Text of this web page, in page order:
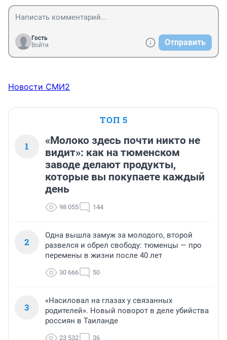
Гость
Войти
Отправить
Новости СМИ2
ТОП 5
1
«Молоко здесь почти никто не
видит»: как на тюменском
заводе делают продукты,
которые вы покупаете каждый
день
98 055 144
2
Одна вышла замуж за молодого, второй
развелся и обрел свободу: тюменцы — про
перемены в жизни после 40 лет
30 666 50
3
«Насиловал на глазах у связанных
родителей». Новый поворот в деле убийства
россиян в Таиланде
23 532 36